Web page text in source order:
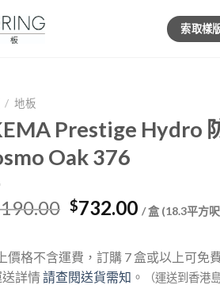
索取樣
/ 地板
Prestige Hydro
Oak 376
Original
$1,190.00.
$732.00Current
$732.00.
/ 盒 (18.3平方
價格不含運費，訂購 7 盒或以上可免
送詳情請查閱送貨需知 。 （運送到香港